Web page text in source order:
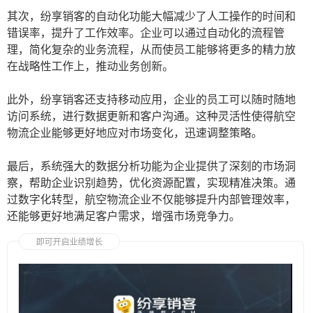
其次，纷享销客的自动化功能大幅减少了人工操作的时间和
错误率，提升了工作效率。企业可以通过自动化的流程管
理，简化复杂的业务流程，从而使员工能够将更多的精力放
在战略性工作上，推动业务创新。
此外，纷享销客还支持移动应用，企业的员工可以随时随地
访问系统，进行数据更新和客户沟通。这种灵活性使得航空
物流企业能够更好地应对市场变化，迅速调整策略。
最后，系统强大的数据分析功能为企业提供了深刻的市场洞
察，帮助企业识别趋势，优化资源配置，实现精准决策。通
过数字化转型，航空物流企业不仅能够提升内部管理效率，
还能够更好地满足客户需求，增强市场竞争力。
即可开启业绩增长